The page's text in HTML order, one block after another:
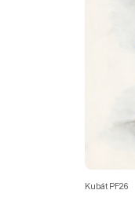
Kubát PF26